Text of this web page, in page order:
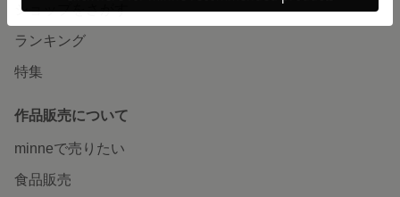
ショップをさがす
ランキング
特集
作品販売について
minneで売りたい
食品販売